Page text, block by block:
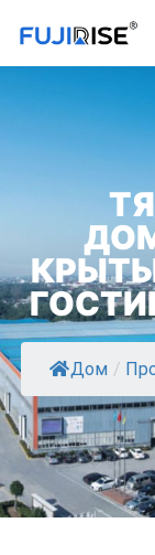
Дом /